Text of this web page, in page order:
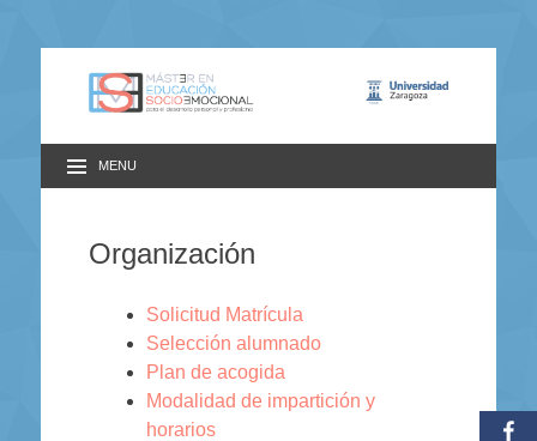
MENU
Organización
Solicitud Matrícula
Selección alumnado
Plan de acogida
Modalidad de impartición y
horarios